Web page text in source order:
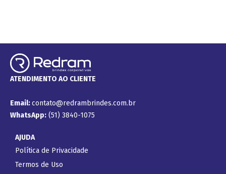
ATENDIMENTO AO CLIENTE
Email:contato@redrambrindes.com.br
WhatsApp: (51) 3840-1075
AJUDA
Política de Privacidade
Termos de Uso